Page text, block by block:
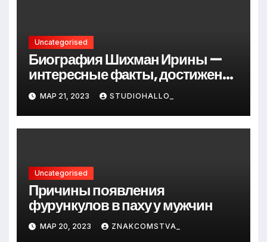
Uncategorised
Биография Шихман Ирины —
интересные факты, достижения
и путь к успеху
МАР 21, 2023 STUDIOHALLO_
Uncategorised
Причины появления
фурункулов в паху у мужчин
МАР 20, 2023 ZNAKCOMSTVA_